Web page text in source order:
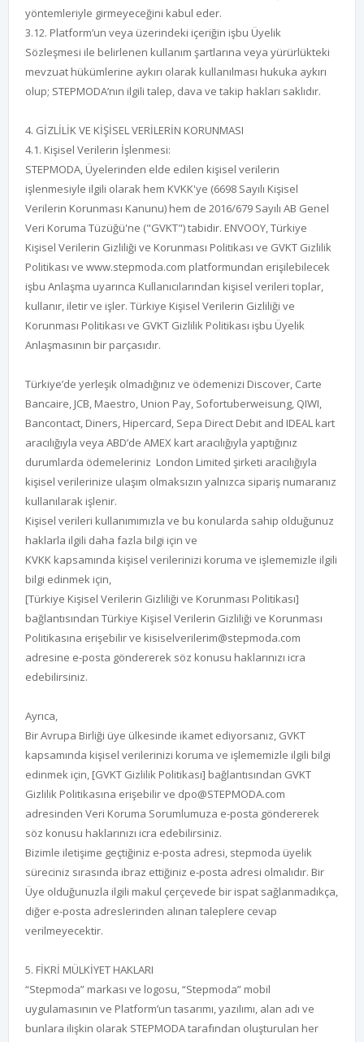
yöntemleriyle girmeyeceğini kabul eder.
3.12. Platform’un veya üzerindeki içeriğin işbu Üyelik
Sözleşmesi ile belirlenen kullanım şartlarına veya yürürlükteki
mevzuat hükümlerine aykırı olarak kullanılması hukuka aykırı
olup; STEPMODA’nın ilgili talep, dava ve takip hakları saklıdır.
4. GİZLİLİK VE KİŞİSEL VERİLERİN KORUNMASI
4.1. Kişisel Verilerin İşlenmesi:
STEPMODA, Üyelerinden elde edilen kişisel verilerin
işlenmesiyle ilgili olarak hem KVKK'ye (6698 Sayılı Kişisel
Verilerin Korunması Kanunu) hem de 2016/679 Sayılı AB Genel
Veri Koruma Tüzüğü'ne ("GVKT") tabidir. ENVOOY, Türkiye
Kişisel Verilerin Gizliliği ve Korunması Politikası ve GVKT Gizlilik
Politikası ve www.stepmoda.com platformundan erişilebilecek
işbu Anlaşma uyarınca Kullanıcılarından kişisel verileri toplar,
kullanır, iletir ve işler. Türkiye Kişisel Verilerin Gizliliği ve
Korunması Politikası ve GVKT Gizlilik Politikası işbu Üyelik
Anlaşmasının bir parçasıdır.
Türkiye’de yerleşik olmadığınız ve ödemenizi Discover, Carte
Bancaire, JCB, Maestro, Union Pay, Sofortuberweisung, QIWI,
Bancontact, Diners, Hipercard, Sepa Direct Debit and IDEAL kart
aracılığıyla veya ABD’de AMEX kart aracılığıyla yaptığınız
durumlarda ödemeleriniz London Limited şirketi aracılığıyla
kişisel verilerinize ulaşım olmaksızın yalnızca sipariş numaranız
kullanılarak işlenir.
Kişisel verileri kullanımımızla ve bu konularda sahip olduğunuz
haklarla ilgili daha fazla bilgi için ve
KVKK kapsamında kişisel verilerinizi koruma ve işlememizle ilgili
bilgi edinmek için,
[Türkiye Kişisel Verilerin Gizliliği ve Korunması Politikası]
bağlantısından Türkiye Kişisel Verilerin Gizliliği ve Korunması
Politikasına erişebilir ve kisiselverilerim@stepmoda.com
adresine e-posta göndererek söz konusu haklarınızı icra
edebilirsiniz.
Ayrıca,
Bir Avrupa Birliği üye ülkesinde ikamet ediyorsanız, GVKT
kapsamında kişisel verilerinizi koruma ve işlememizle ilgili bilgi
edinmek için, [GVKT Gizlilik Politikası] bağlantısından GVKT
Gizlilik Politikasına erişebilir ve dpo@STEPMODA.com
adresinden Veri Koruma Sorumlumuza e-posta göndererek
söz konusu haklarınızı icra edebilirsiniz.
Bizimle iletişime geçtiğiniz e-posta adresi, stepmoda üyelik
süreciniz sırasında ibraz ettiğiniz e-posta adresi olmalıdır. Bir
Üye olduğunuzla ilgili makul çerçevede bir ispat sağlanmadıkça,
diğer e-posta adreslerinden alınan taleplere cevap
verilmeyecektir.
5. FİKRİ MÜLKİYET HAKLARI
“Stepmoda” markası ve logosu, “Stepmoda” mobil
uygulamasının ve Platform’un tasarımı, yazılımı, alan adı ve
bunlara ilişkin olarak STEPMODA tarafından oluşturulan her